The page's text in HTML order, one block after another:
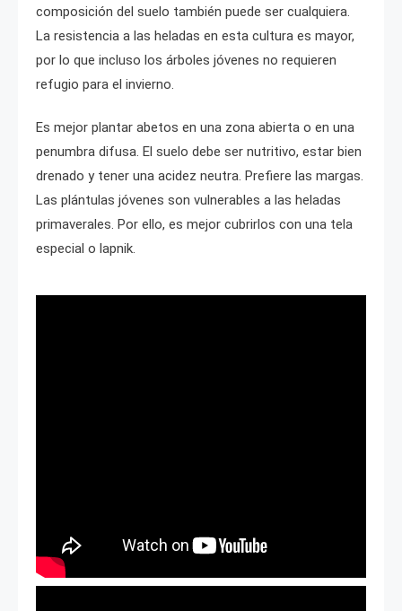
composición del suelo también puede ser cualquiera.
La resistencia a las heladas en esta cultura es mayor,
por lo que incluso los árboles jóvenes no requieren
refugio para el invierno.
Es mejor plantar abetos en una zona abierta o en una
penumbra difusa. El suelo debe ser nutritivo, estar bien
drenado y tener una acidez neutra. Prefiere las margas.
Las plántulas jóvenes son vulnerables a las heladas
primaverales. Por ello, es mejor cubrirlos con una tela
especial o lapnik.